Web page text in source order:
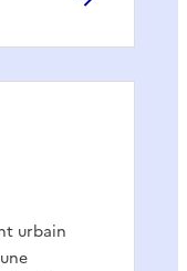
urbain